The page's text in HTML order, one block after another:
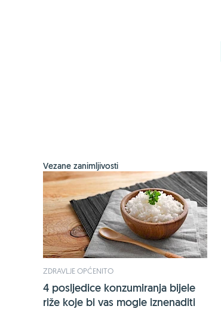
Vezane zanimljivosti
ZDRAVLJE OPĆENITO
4 posljedice konzumiranja bijele
riže koje bi vas mogle iznenaditi